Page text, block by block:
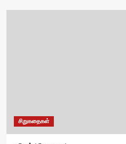
சிறுகதைகள்